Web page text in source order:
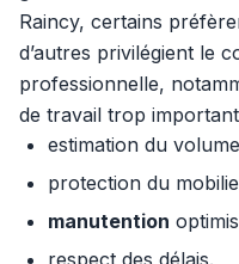
Raincy, certains
d’autres privilégient le
professionnelle,
de travail trop
estimation du
protection du
manutention
respect des délais.